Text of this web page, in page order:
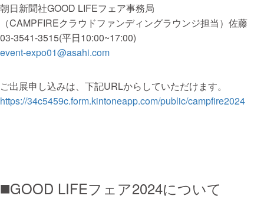
朝日新聞社GOOD LIFEフェア事務局
（CAMPFIREクラウドファンディングラウンジ担当）佐藤
03-3541-3515(平日10:00~17:00)
event-expo01@asahi.com
ご出展申し込みは、下記URLからしていただけます。
https://34c5459c.form.kintoneapp.com/public/campfire2024
◼️GOOD LIFEフェア2024について